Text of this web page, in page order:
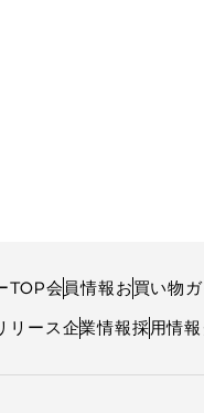
TOP会員情報お買い物
リース企業情報採用情報